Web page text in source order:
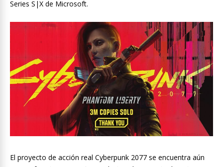
Series S|X de Microsoft.
El proyecto de acción real Cyberpunk 2077 se encuentra aún